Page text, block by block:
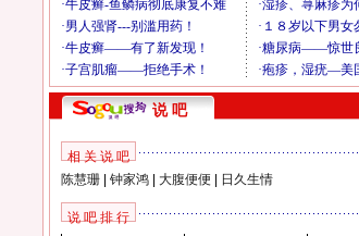
说 吧
相 关 说 吧
陈慧珊| 钟家鸿| 大腹便便| 日久生情
说 吧 排 行